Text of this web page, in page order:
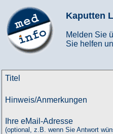
Kaputten
Melden Sie
Sie helfen
Titel
Hinweis/Anmerkungen
Ihre eMail-Adresse
(optional, z.B. wenn Sie Antwort